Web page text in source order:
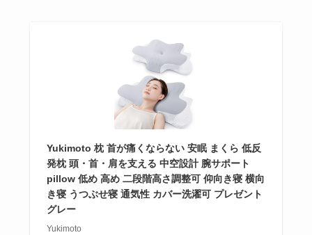
Yukimoto 枕 首が痛くならない 安眠 まくら 低反
発枕 頭・首・肩を支える 中空設計 腕サポート
pillow 低め 高め 二段階高さ調整可 仰向き寝 横向
き寝 うつぶせ寝 通気性 カバー洗濯可 プレゼント
グレー
Yukimoto